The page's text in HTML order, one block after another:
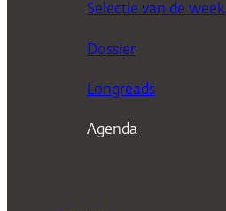
Selectie van de week
Dossier
Longreads
Agenda